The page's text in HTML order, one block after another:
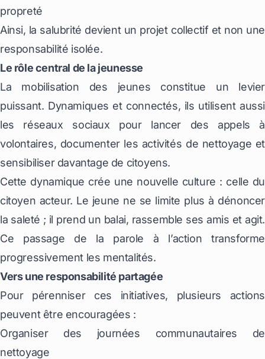
propreté
Ainsi, la salubrité devient un projet collectif et non une
responsabilité isolée.
Le rôle central de la jeunesse
La mobilisation des jeunes constitue un levier
puissant. Dynamiques et connectés, ils utilisent aussi
les réseaux sociaux pour lancer des appels à
volontaires, documenter les activités de nettoyage et
sensibiliser davantage de citoyens.
Cette dynamique crée une nouvelle culture : celle du
citoyen acteur. Le jeune ne se limite plus à dénoncer
la saleté ; il prend un balai, rassemble ses amis et agit.
Ce passage de la parole à l’action transforme
progressivement les mentalités.
Vers une responsabilité partagée
Pour pérenniser ces initiatives, plusieurs actions
peuvent être encouragées :
Organiser des journées communautaires de
nettoyage